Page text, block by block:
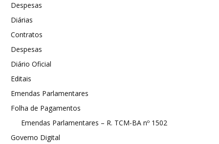
Despesas
Diárias
Contratos
Despesas
Diário Oficial
Editais
Emendas Parlamentares
Folha de Pagamentos
Emendas Parlamentares – R. TCM-BA nº 1502
Governo Digital